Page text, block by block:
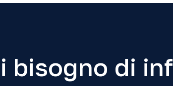
bisogno di